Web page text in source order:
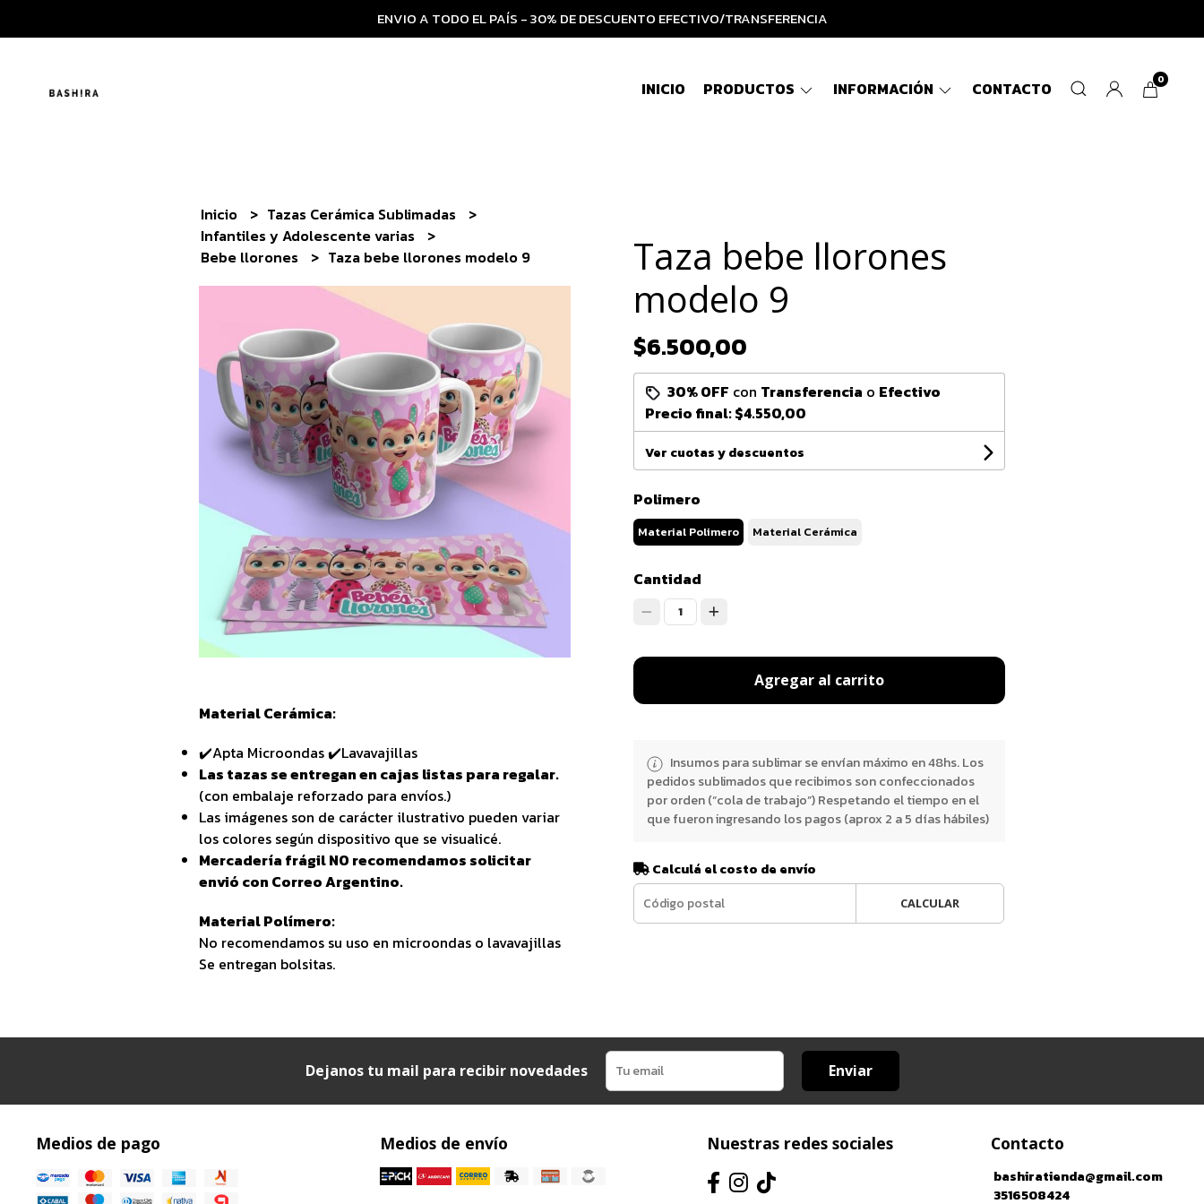
ENVIO A TODO EL PAÍS - 30% DE DESCUENTO EFECTIVO/TRANSFERENCIA
INICIO PRODUCTOS INFORMACIÓN CONTACTO 0
Inicio
Tazas Cerámica Sublimadas
Infantiles y Adolescente varias
Bebe llorones
Taza bebe llorones modelo 9
Material Cerámica:
✔️Apta Microondas ✔️Lavavajillas
Las tazas se entregan en cajas listas para regalar.
(con embalaje reforzado para envíos.)
Las imágenes son de carácter ilustrativo pueden variar
los colores según dispositivo que se visualicé.
Mercadería frágil NO recomendamos solicitar
envió con Correo Argentino.
Material Polímero:
No recomendamos su uso en microondas o lavavajillas
Se entregan bolsitas.
Taza bebe llorones
modelo 9
$6.500,00
30% OFF con Transferencia o Efectivo
Precio final:$4.550,00
Ver cuotas y descuentos
Polimero
Material Polimero Material Cerámica
Cantidad
1
Agregar al carrito
Insumos para sublimar se envían máximo en 48hs. Los
pedidos sublimados que recibimos son confeccionados
por orden (“cola de trabajo”) Respetando el tiempo en el
que fueron ingresando los pagos (aprox 2 a 5 días hábiles)
Calculá el costo de envío
CALCULAR
Dejanos tu mail para recibir novedades Enviar
Medios de pago Medios de envío Nuestras redes sociales Contacto
bashiratienda@gmail.com
3516508424